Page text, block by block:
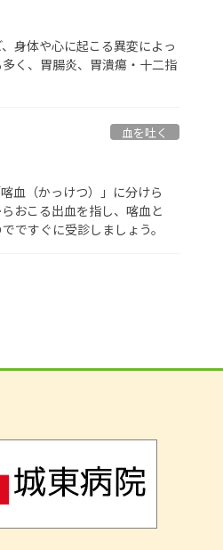
身体や心に起こる異変によっ
く、胃腸炎、胃潰瘍・十二指
血を吐く
血（かっけつ）」に分けら
おこる出血を指し、喀血と
ですぐに受診しましょう。